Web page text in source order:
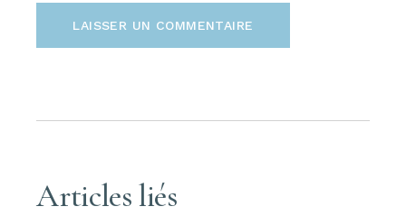
LAISSER UN COMMENTAIRE
Articles liés